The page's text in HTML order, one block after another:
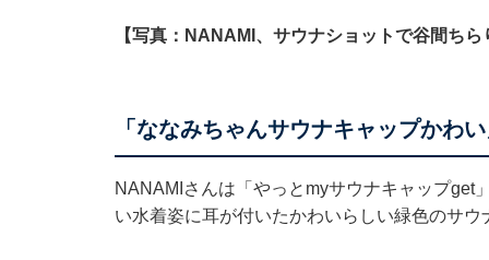
【写真：NANAMI、サウナショットで谷間ちら
「ななみちゃんサウナキャップかわい
NANAMIさんは「やっとmyサウナキャップget
い水着姿に耳が付いたかわいらしい緑色のサウ